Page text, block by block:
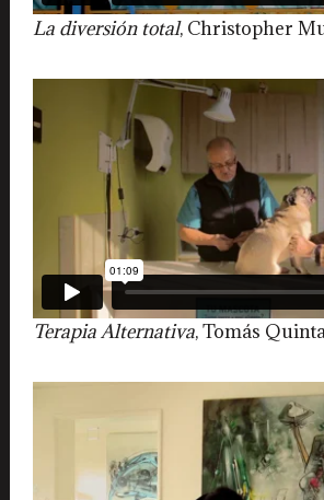
La diversión total, Christopher
Terapia Alternativa, Tomás